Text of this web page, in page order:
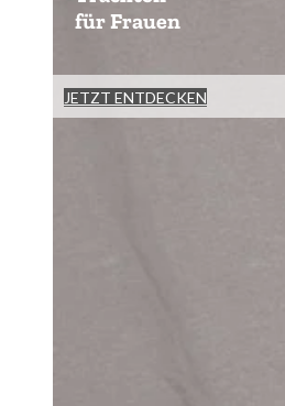
für Frauen
JETZT ENTDECKEN